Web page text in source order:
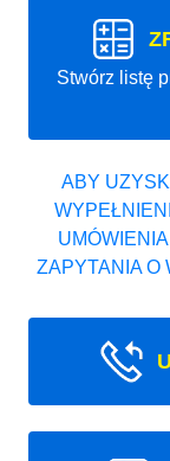
Stwórz listę
ABY
ZAPYTANIA O